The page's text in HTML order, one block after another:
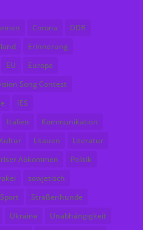
Corona
DDR
Erinnerung
EU
Europa
Song Contest
IES
Italien
Kommunikation
Kultur Litauen
Literatur
Abkommen
Politik
sowjetisch
Sport
Straßenhunde
Ukraine
Unabhängigkeit